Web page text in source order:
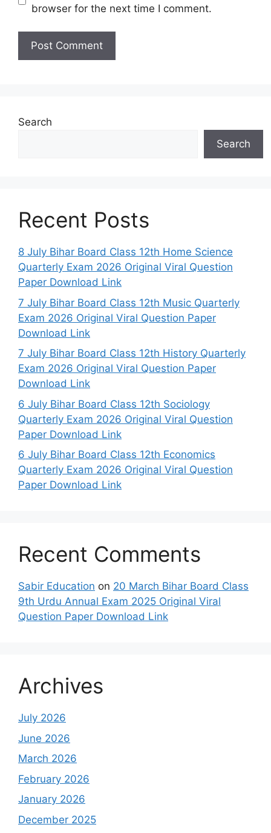
browser for the next time I comment.
Search
Search
Recent Posts
8 July Bihar Board Class 12th Home Science
Quarterly Exam 2026 Original Viral Question
Paper Download Link
7 July Bihar Board Class 12th Music Quarterly
Exam 2026 Original Viral Question Paper
Download Link
7 July Bihar Board Class 12th History Quarterly
Exam 2026 Original Viral Question Paper
Download Link
6 July Bihar Board Class 12th Sociology
Quarterly Exam 2026 Original Viral Question
Paper Download Link
6 July Bihar Board Class 12th Economics
Quarterly Exam 2026 Original Viral Question
Paper Download Link
Recent Comments
Sabir Education on 20 March Bihar Board Class
9th Urdu Annual Exam 2025 Original Viral
Question Paper Download Link
Archives
July 2026
June 2026
March 2026
February 2026
January 2026
December 2025